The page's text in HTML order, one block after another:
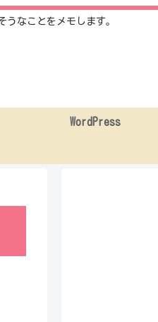
なことをメモします。
WordPress